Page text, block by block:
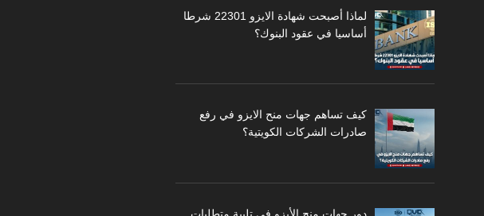
لماذا أصبحت شهادة الايزو 22301 شرطا
أساسيا في عقود البنوك؟
كيف تساهم جهات منح الايزو في رفع
صادرات الشركات الكويتية؟